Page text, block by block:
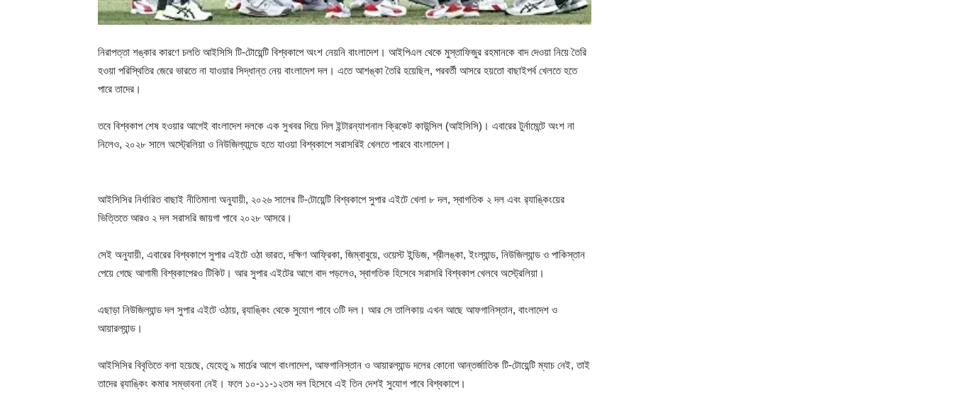
নিরাপত্তা শঙ্কার কারণে চলতি আইসিসি টি-টোয়েন্টি বিশ্বকাপে অংশ নেয়নি বাংলাদেশ। আইপিএল থেকে মুস্তাফিজুর রহমানকে বাদ দেওয়া নিয়ে তৈরি
হওয়া পরিস্থিতির জেরে ভারতে না যাওয়ার সিদ্ধান্ত নেয় বাংলাদেশ দল। এতে আশঙ্কা তৈরি হয়েছিল, পরবর্তী আসরে হয়তো বাছাইপর্ব খেলতে হতে
পারে তাদের।
তবে বিশ্বকাপ শেষ হওয়ার আগেই বাংলাদেশ দলকে এক সুখবর দিয়ে দিল ইন্টারন্যাশনাল ক্রিকেট কাউন্সিল (আইসিসি)। এবারের টুর্নামেন্টে অংশ না
নিলেও, ২০২৮ সালে অস্ট্রেলিয়া ও নিউজিল্যান্ডে হতে যাওয়া বিশ্বকাপে সরাসরিই খেলতে পারবে বাংলাদেশ।
আইসিসির নির্ধারিত বাছাই নীতিমালা অনুযায়ী, ২০২৬ সালের টি-টোয়েন্টি বিশ্বকাপে সুপার এইটে খেলা ৮ দল, স্বাগতিক ২ দল এবং র‍্যাঙ্কিংয়ের
ভিত্তিতে আরও ২ দল সরাসরি জায়গা পাবে ২০২৮ আসরে।
সেই অনুযায়ী, এবারের বিশ্বকাপে সুপার এইটে ওঠা ভারত, দক্ষিণ আফ্রিকা, জিম্বাবুয়ে, ওয়েস্ট ইন্ডিজ, শ্রীলঙ্কা, ইংল্যান্ড, নিউজিল্যান্ড ও পাকিস্তান
পেয়ে গেছে আগামী বিশ্বকাপেরও টিকিট। আর সুপার এইটের আগে বাদ পড়লেও, স্বাগতিক হিসেবে সরাসরি বিশ্বকাপ খেলবে অস্ট্রেলিয়া।
এছাড়া নিউজিল্যান্ড দল সুপার এইটে ওঠায়, র‍্যাঙ্কিং থেকে সুযোগ পাবে ৩টি দল। আর সে তালিকায় এখন আছে আফগানিস্তান, বাংলাদেশ ও
আয়ারল্যান্ড।
আইসিসির বিবৃতিতে বলা হয়েছে, যেহেতু ৯ মার্চের আগে বাংলাদেশ, আফগানিস্তান ও আয়ারল্যান্ড দলের কোনো আন্তর্জাতিক টি-টোয়েন্টি ম্যাচ নেই, তাই
তাদের র‍্যাঙ্কিং কমার সম্ভাবনা নেই। ফলে ১০-১১-১২তম দল হিসেবে এই তিন দেশই সুযোগ পাবে বিশ্বকাপে।